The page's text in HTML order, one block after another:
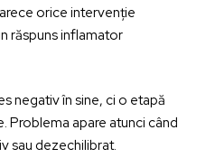
orice intervenție
răspuns inflamator
negativ în sine, ci o etapă
Problema apare atunci când
sau dezechilibrat.